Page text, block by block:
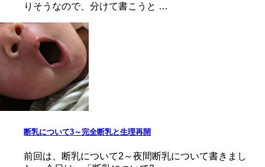
りそうなので、分けて書こうと …
断乳について3～完全断乳と生理再開
前回は、断乳について2～夜間断乳について書きまし